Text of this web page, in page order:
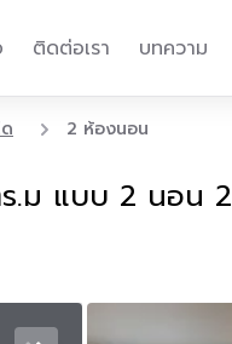
ติดต่อเรา บทความ
2 ห้องนอน
ร.ม แบบ 2 นอน 2